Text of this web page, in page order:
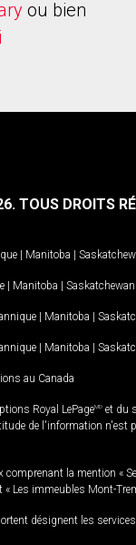
ou bien
TOUS DROITS
| Manitoba |
| Manitoba | Saskatchewan
| Manitoba |
| Manitoba |
au Canada
Royal LePageMD et du
de l'information n'est
la mention «
« Les immeubles Mont-
désignent les